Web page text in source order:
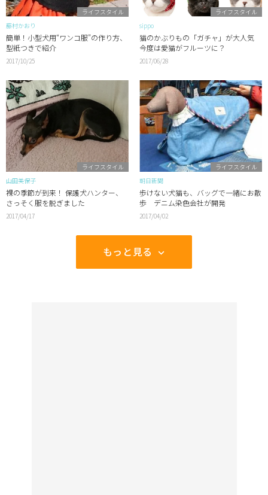
ライフスタイル
藤村かおり
簡単！小型犬用“ワンコ服”の作り方、
型紙つきで紹介
2017/10/25
ライフスタイル
sippo
猫のかぶりもの「ガチャ」が大人気
今度は愛猫がフルーツに？
2017/06/28
ライフスタイル
山田美保子
裸の季節が到来！ 保護犬ハンター、
さっそく服を脱ぎました
2017/04/17
ライフスタイル
朝日新聞
歩けない犬猫も、バッグで一緒にお散
歩 デニム染色会社が開発
2017/04/02
もっと見る